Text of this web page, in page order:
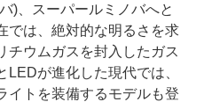
)、スーパールミノバへと
では、絶対的な明るさを求
チウムガスを封入したガス
が進化した現代では、
イトを装備するモデルも登